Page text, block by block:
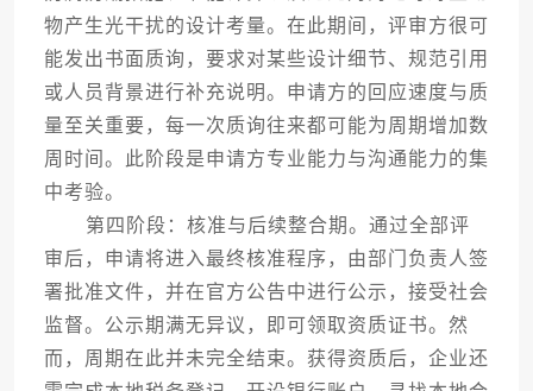
物产生光干扰的设计考量。在此期间，评审方很可
能发出书面质询，要求对某些设计细节、规范引用
或人员背景进行补充说明。申请方的回应速度与质
量至关重要，每一次质询往来都可能为周期增加数
周时间。此阶段是申请方专业能力与沟通能力的集
中考验。
第四阶段：核准与后续整合期。通过全部评
审后，申请将进入最终核准程序，由部门负责人签
署批准文件，并在官方公告中进行公示，接受社会
监督。公示期满无异议，即可领取资质证书。然
而，周期在此并未完全结束。获得资质后，企业还